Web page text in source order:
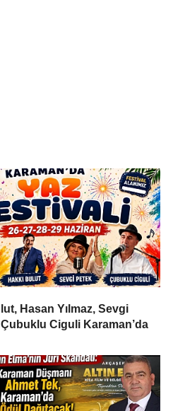
Hasan Yılmaz, Sevgi
Ciguli Karaman’da